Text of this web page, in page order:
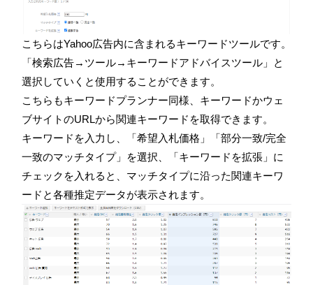
こちらはYahoo広告内に含まれるキーワードツールです。
「検索広告→ツール→キーワードアドバイスツール」と
選択していくと使用することができます。
こちらもキーワードプランナー同様、キーワードかウェ
ブサイトのURLから関連キーワードを取得できます。
キーワードを入力し、「希望入札価格」「部分一致/完全
一致のマッチタイプ」を選択、「キーワードを拡張」に
チェックを入れると、マッチタイプに沿った関連キーワ
ードと各種推定データが表示されます。